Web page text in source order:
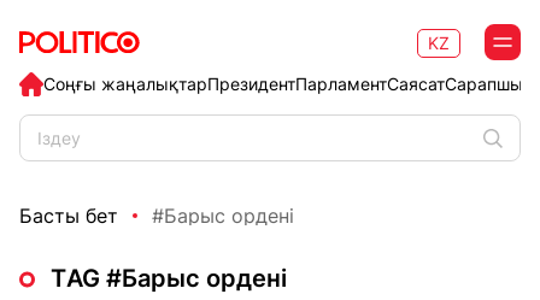
Соңғы жаңалықтарПрезидентПарламентСаясат
KZ
Басты бет #Барыс ордені
ТAG #Барыс ордені